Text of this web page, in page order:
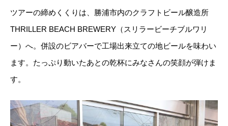
ツアーの締めくくりは、勝浦市内のクラフトビール醸造所
THRILLER BEACH BREWERY（スリラービーチブルワリ
ー）へ。併設のビアバーで工場出来立ての地ビールを味わい
ます。たっぷり動いたあとの乾杯にみなさんの笑顔が弾けま
す。